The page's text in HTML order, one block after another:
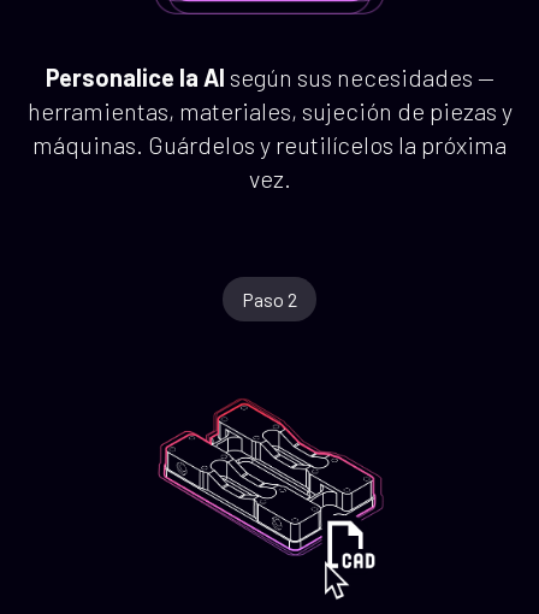
Personalice la AI según sus necesidades —
herramientas, materiales, sujeción de piezas y
máquinas. Guárdelos y reutilícelos la próxima
vez.
Paso 2